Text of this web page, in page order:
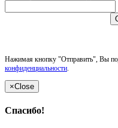
Нажимая кнопку "Отправить", Вы
конфиденциальности.
×Close
Спасибо!